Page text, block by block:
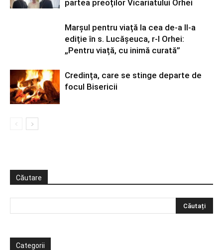
partea preoților Vicariatului Orhei
Marșul pentru viață la cea de-a II-a
ediție în s. Lucășeuca, r-l Orhei:
„Pentru viață, cu inimă curată”
Credința, care se stinge departe de
focul Bisericii
Căutare
Categorii